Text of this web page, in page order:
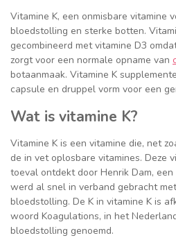
Vitamine K, een onmisbare vitamine
bloedstolling en sterke botten.
gecombineerd met vitamine D3
zorgt voor een normale opname van
botaanmaak. Vitamine K
capsule en druppel vorm voor een
Wat is vitamine K?
Vitamine K is een vitamine die, net
de in vet oplosbare vitamines. Deze
toeval ontdekt door Henrik Dam, een
werd al snel in verband gebracht
bloedstolling. De K in vitamine K is
woord Koagulations, in het
bloedstolling genoemd.